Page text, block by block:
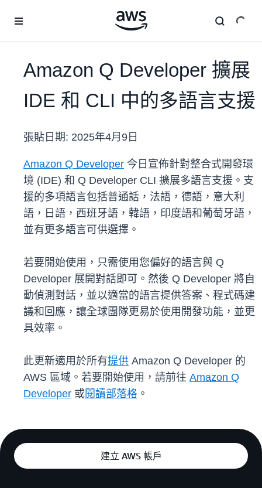
Amazon Q Developer 擴展
IDE 和 CLI 中的多語言支援
張貼日期: 2025年4月9日
Amazon Q Developer 今日宣佈針對整合式開發環
境 (IDE) 和 Q Developer CLI 擴展多語言支援。支
援的多項語言包括普通話，法語，德語，意大利
語，日語，西班牙語，韓語，印度語和葡萄牙語，
並有更多語言可供選擇。
若要開始使用，只需使用您偏好的語言與 Q
Developer 展開對話即可。然後 Q Developer 將自
動偵測對話，並以適當的語言提供答案、程式碼建
議和回應，讓全球團隊更易於使用開發功能，並更
具效率。
此更新適用於所有提供 Amazon Q Developer 的
AWS 區域。若要開始使用，請前往 Amazon Q
Developer 或閱讀部落格 。
建立 AWS 帳戶